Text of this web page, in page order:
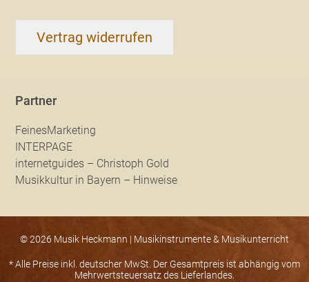
Vertrag widerrufen
Partner
FeinesMarketing
INTERPAGE
internetguides – Christoph Gold
Musikkultur in Bayern – Hinweise
© 2026 Musik Heckmann | Musikinstrumente & Musikunterricht
* Alle Preise inkl. deutscher MwSt. Der Gesamtpreis ist abhängig vom
Mehrwertsteuersatz des Lieferlandes.